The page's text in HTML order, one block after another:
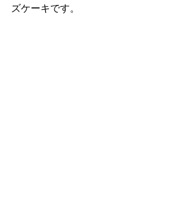
ズケーキです。